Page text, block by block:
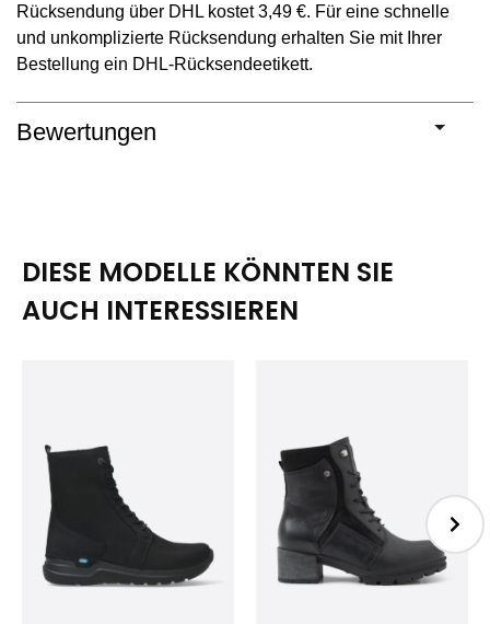
Rücksendung über DHL kostet 3,49 €. Für eine schnelle
und unkomplizierte Rücksendung erhalten Sie mit Ihrer
Bestellung ein DHL-Rücksendeetikett.
Bewertungen
DIESE MODELLE KÖNNTEN SIE
AUCH INTERESSIEREN